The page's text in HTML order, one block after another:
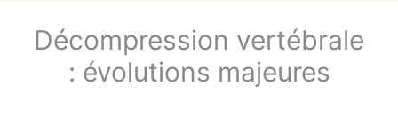
Décompression vertébrale
: évolutions majeures